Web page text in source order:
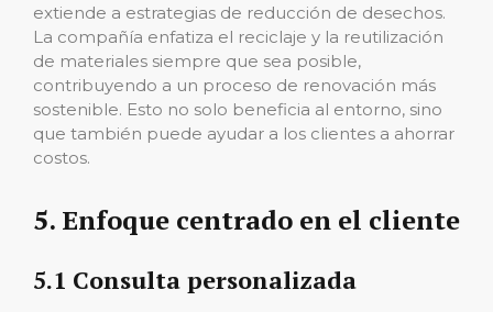
extiende a estrategias de reducción de desechos.
La compañía enfatiza el reciclaje y la reutilización
de materiales siempre que sea posible,
contribuyendo a un proceso de renovación más
sostenible. Esto no solo beneficia al entorno, sino
que también puede ayudar a los clientes a ahorrar
costos.
5. Enfoque centrado en el cliente
5.1 Consulta personalizada